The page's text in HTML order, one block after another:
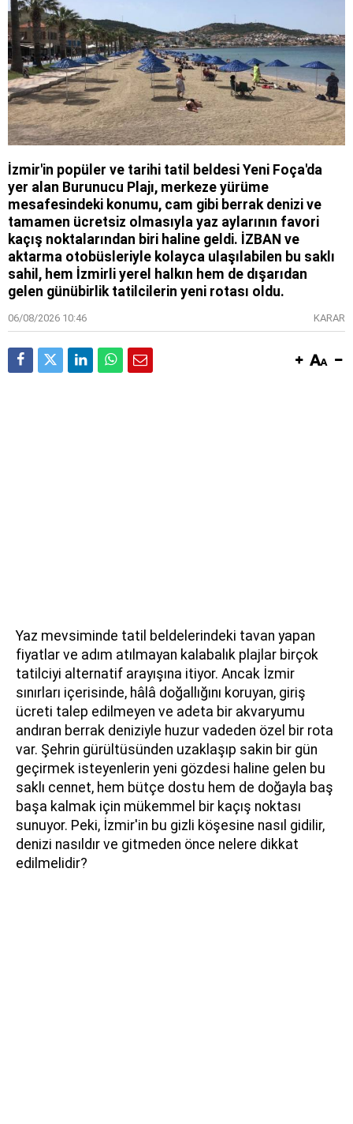
İzmir'in popüler ve tarihi tatil beldesi Yeni Foça'da
yer alan Burunucu Plajı, merkeze yürüme
mesafesindeki konumu, cam gibi berrak denizi ve
tamamen ücretsiz olmasıyla yaz aylarının favori
kaçış noktalarından biri haline geldi. İZBAN ve
aktarma otobüsleriyle kolayca ulaşılabilen bu saklı
sahil, hem İzmirli yerel halkın hem de dışarıdan
gelen günübirlik tatilcilerin yeni rotası oldu.
06/08/2026 10:46 KARAR
Yaz mevsiminde tatil beldelerindeki tavan yapan
fiyatlar ve adım atılmayan kalabalık plajlar birçok
tatilciyi alternatif arayışına itiyor. Ancak İzmir
sınırları içerisinde, hâlâ doğallığını koruyan, giriş
ücreti talep edilmeyen ve adeta bir akvaryumu
andıran berrak deniziyle huzur vadeden özel bir rota
var. Şehrin gürültüsünden uzaklaşıp sakin bir gün
geçirmek isteyenlerin yeni gözdesi haline gelen bu
saklı cennet, hem bütçe dostu hem de doğayla baş
başa kalmak için mükemmel bir kaçış noktası
sunuyor. Peki, İzmir'in bu gizli köşesine nasıl gidilir,
denizi nasıldır ve gitmeden önce nelere dikkat
edilmelidir?